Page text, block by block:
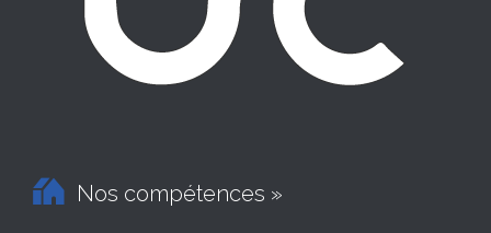
 Nos compétences »